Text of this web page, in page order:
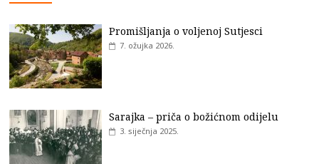
Promišljanja o voljenoj Sutjesci
7. ožujka 2026.
Sarajka – priča o božićnom odijelu
3. siječnja 2025.